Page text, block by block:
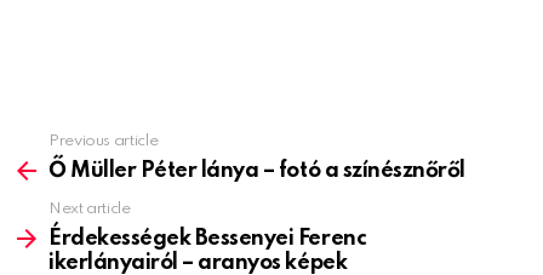
more
Previous article
Ő Müller Péter lánya – fotó a színésznőről
Next article
Érdekességek Bessenyei Ferenc
ikerlányairól – aranyos képek